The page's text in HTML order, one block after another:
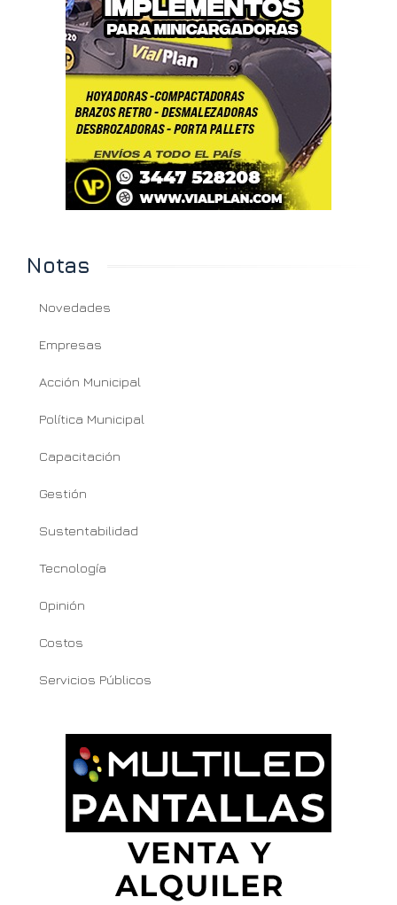
Notas
Novedades
Empresas
Acción Municipal
Política Municipal
Capacitación
Gestión
Sustentabilidad
Tecnología
Opinión
Costos
Servicios Públicos